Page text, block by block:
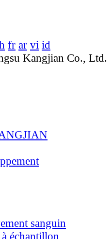
fr ar vi id
Kangjian Co., Ltd.
sanguin
échantillon